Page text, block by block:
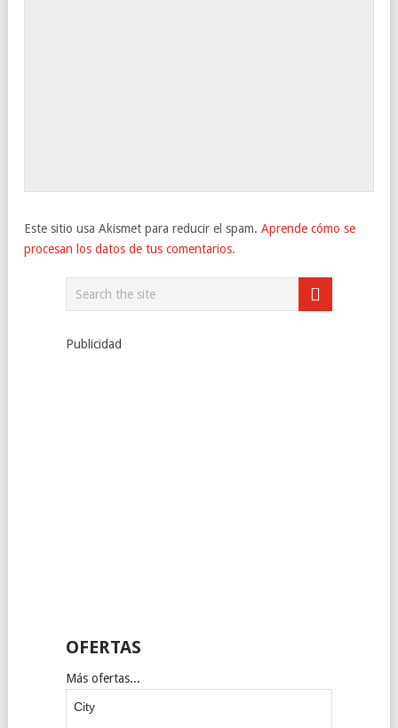
Este sitio usa Akismet para reducir el spam. Aprende cómo se
procesan los datos de tus comentarios.
Publicidad
OFERTAS
Más ofertas...
City